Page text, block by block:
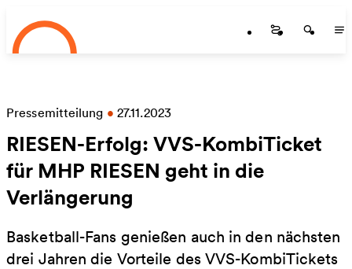
Zum Hauptinhalt springen
Startseite
Pressemitteilung • 27.11.2023
RIESEN-Erfolg: VVS-KombiTicket
für MHP RIESEN geht in die
Verlängerung
Basketball-Fans genießen auch in den nächsten
drei Jahren die Vorteile des VVS-KombiTickets